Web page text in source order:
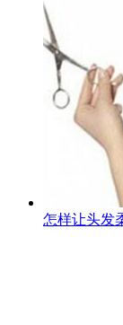
怎样让头发